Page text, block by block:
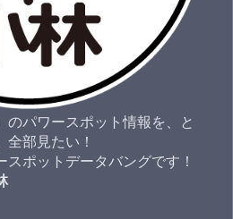
のパワースポット情報を、と
部見たい！
スポットデータバングです！